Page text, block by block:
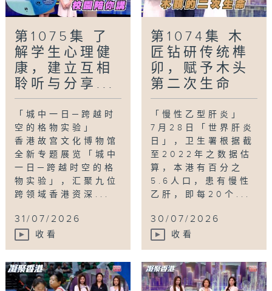
第1075集 了
解学生心理健
康，建立互相
聆听与分享...
「城中一日─跨越时
空的格物实验」
香港故宫文化博物馆
全新专题展览「城中
一日─跨越时空的格
物实验」，汇聚九位
跨领域香港资深...
31/07/2026
收看
第1074集 木
匠钻研传统榫
卯，赋予木头
第二次生命
「慢性乙型肝炎」
7月28日「世界肝炎
日」，卫生署根据截
至2022年之数据估
算，本港有百分之
5.6人口，患有慢性
乙肝，即每20个...
30/07/2026
收看